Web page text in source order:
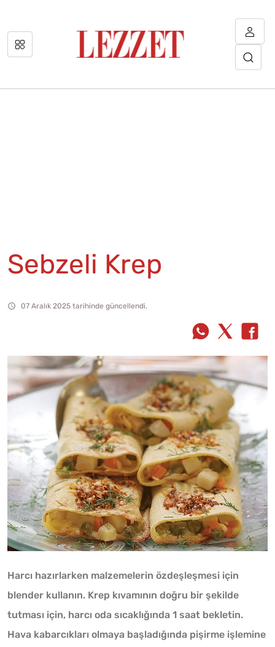
Sebzeli Krep
07 Aralık 2025 tarihinde güncellendi.
Harcı hazırlarken malzemelerin özdeşleşmesi için
blender kullanın. Krep kıvamının doğru bir şekilde
tutması için, harcı oda sıcaklığında 1 saat bekletin.
Hava kabarcıkları olmaya başladığında pişirme işlemine